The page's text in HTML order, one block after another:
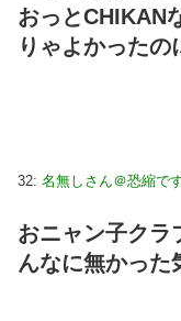
おっとCHIKAN
りゃよかったの
32: 名無しさん＠恐縮で
おニャン子クラ
んなに無かった